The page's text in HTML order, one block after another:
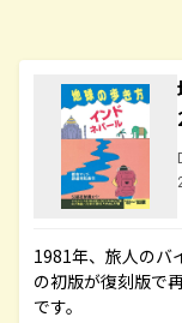
1981年、旅人のバ
の初版が復刻版で
です。